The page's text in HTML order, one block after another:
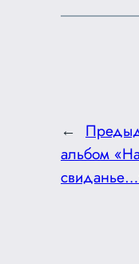
←
альбом